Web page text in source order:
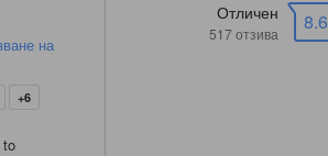
на
+6
8.6
Отличен
517 отзива